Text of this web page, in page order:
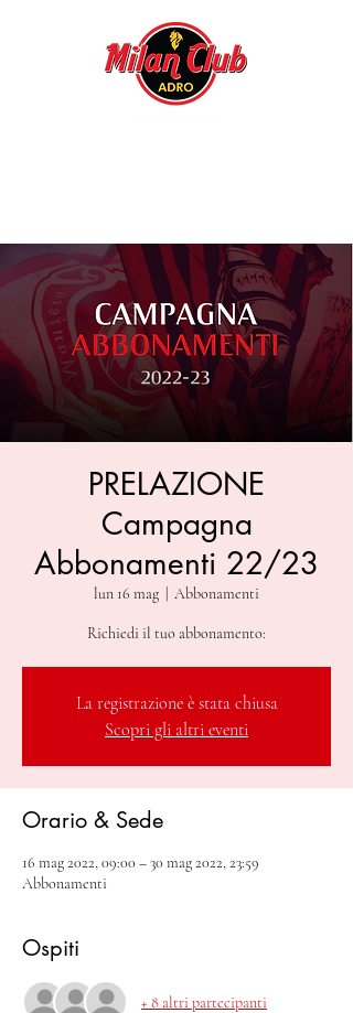
PRELAZIONE
Campagna
Abbonamenti 22/23
lun 16 mag Abbonamenti
La registrazione è stata chiusa
Scopri gli altri eventi
Orario & Sede
16 mag 2022, 09:00 – 30 mag 2022, 23:59
Abbonamenti
Ospiti
+ 8 altri partecipanti